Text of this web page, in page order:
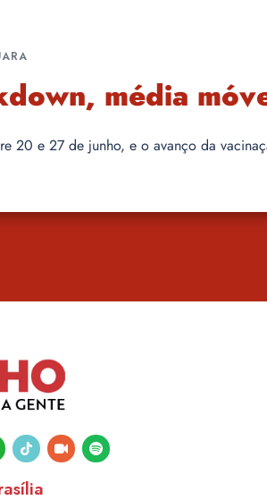
média
20 e 27 de junho, e o avanço da
tiktok video-
camera
spotify